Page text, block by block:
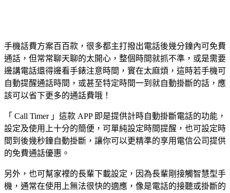
手機話費方案百百款，很多都主打撥出電話後幾分鐘內可免費
通話，但常常聊天聊的太開心，整個時間就抓不準，或是需要
邊講電話還得邊看手錶注意時間，實在太麻煩，這時若手機可
自動提醒通話時間，或甚至特定時間一到就自動掛斷的話，應
該可以省下更多的通話費哦！
「 Call Timer 」這款 APP 即是提供計時自動掛斷電話的功能，
設定及使用上十分的簡便，可單純設定時間提醒，也可設定時
間到後幾秒鐘自動掛斷，讓你可以更精準的享用電信公司提供
的免費通話優惠。
另外，也可幫家裡的長輩下載設定，因為長輩剛接觸智慧型手
機，通常在使用上無法很快的適應，像是電話的接聽或掛斷的